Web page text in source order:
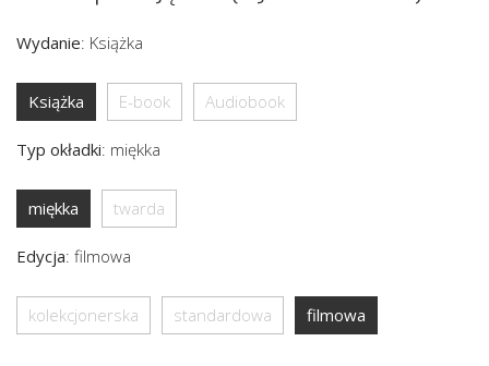
Wydanie: Książka
Książka E-book Audiobook
Typ okładki: miękka
miękka twarda
Edycja: filmowa
kolekcjonerska standardowa filmowa